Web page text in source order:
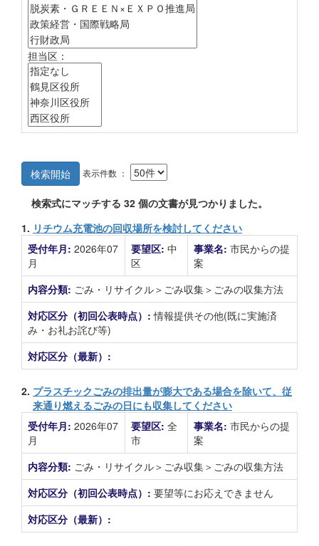
担当区：
検索開始 表示件数 ：
検索式にマッチする 32 個の文書が見つかりました。
1. リチウム充電池の回収場所を検討してください
受付年月: 2026年07
月
要望区: 中
区
事業名: 市民からの提
案
内容分類: ごみ・リサイクル＞ごみ収集＞ごみの収集方法
対応区分（初回公表時点）:情報提供その他(既に実施済
み・お礼お詫び等)
対応区分（最新）:
2. プラスチックごみの排出量が膨大である場合を除いて、従
来通り燃えるごみの日にも収集してください
受付年月: 2026年07
月
要望区: 全
市
事業名: 市民からの提
案
内容分類: ごみ・リサイクル＞ごみ収集＞ごみの収集方法
対応区分（初回公表時点）: 要望等にお応えできません
対応区分（最新）: